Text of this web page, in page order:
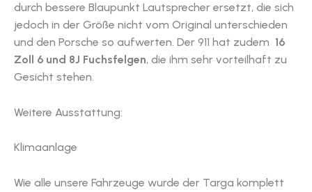
durch bessere Blaupunkt Lautsprecher ersetzt, die sich
jedoch in der Größe nicht vom Original unterschieden
und den Porsche so aufwerten. Der 911 hat zudem 16
Zoll 6 und 8J Fuchsfelgen, die ihm sehr vorteilhaft zu
Gesicht stehen.
Weitere Ausstattung:
Klimaanlage
Wie alle unsere Fahrzeuge wurde der Targa komplett